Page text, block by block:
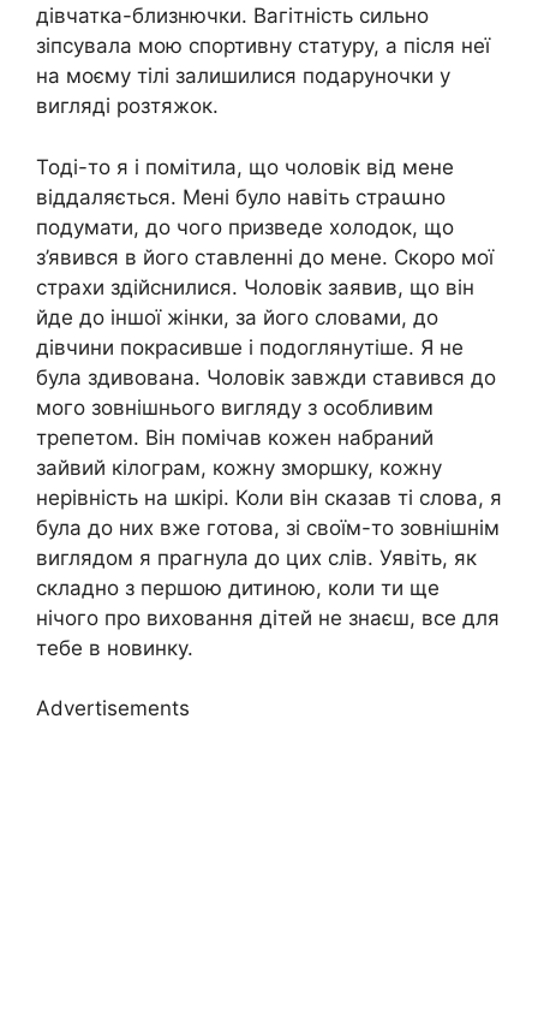
дівчатка-близнючки. Вагітність сильно
зіпсувала мою спортивну статуру, а після неї
на моєму тілі залишилися подаруночки у
вигляді розтяжок.
Тоді-то я і помітила, що чоловік від мене
віддаляється. Мені було навіть страաно
подумати, до чого призведе холодок, що
з’явився в його ставленні до мене. Скоро мої
страхи здійснилися. Чоловік заявив, що він
йде до іншої жінки, за його словами, до
дівчини покрасивше і подоглянутіше. Я не
була здивована. Чоловік завжди ставився до
мого зовнішнього вигляду з особливим
трепетом. Він помічав кожен набраний
зайвий кілограм, кожну зморшку, кожну
нерівність на шкірі. Коли він сказав ті слова, я
була до них вже готова, зі своїм-то зовнішнім
виглядом я прагнула до цих слів. Уявіть, як
складно з першою дитиною, коли ти ще
нічого про виховання дітей не знаєш, все для
тебе в новинку.
Advertisements